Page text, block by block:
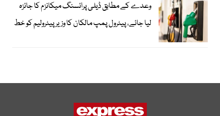
وعدے کے مطابق ڈیلی پرائسنگ میکانزم کا جائزہ
لیا جائے، پیٹرول پمپ مالکان کا وزیرپیٹرولیم کو خط